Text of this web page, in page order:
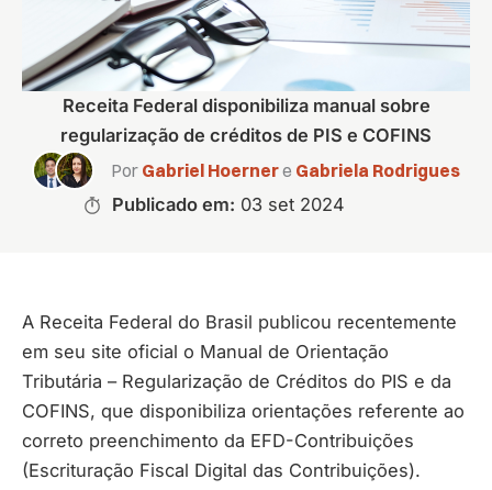
Receita Federal disponibiliza manual sobre
regularização de créditos de PIS e COFINS
Por Gabriel Hoernere Gabriela Rodrigues
Publicado em: 03 set 2024
A Receita Federal do Brasil publicou recentemente
em seu site oficial o Manual de Orientação
Tributária – Regularização de Créditos do PIS e da
COFINS, que disponibiliza orientações referente ao
correto preenchimento da EFD-Contribuições
(Escrituração Fiscal Digital das Contribuições).